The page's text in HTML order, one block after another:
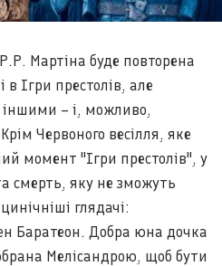
Мартіна буде повторена
Ігри престолів, але
іншими – і, можливо,
Червоного весілля, яке
момент "Ігри престолів", у
смерть, яку не зможуть
глядачі:
Баратеон. Добра юна дочка
Мелісандрою, щоб бути